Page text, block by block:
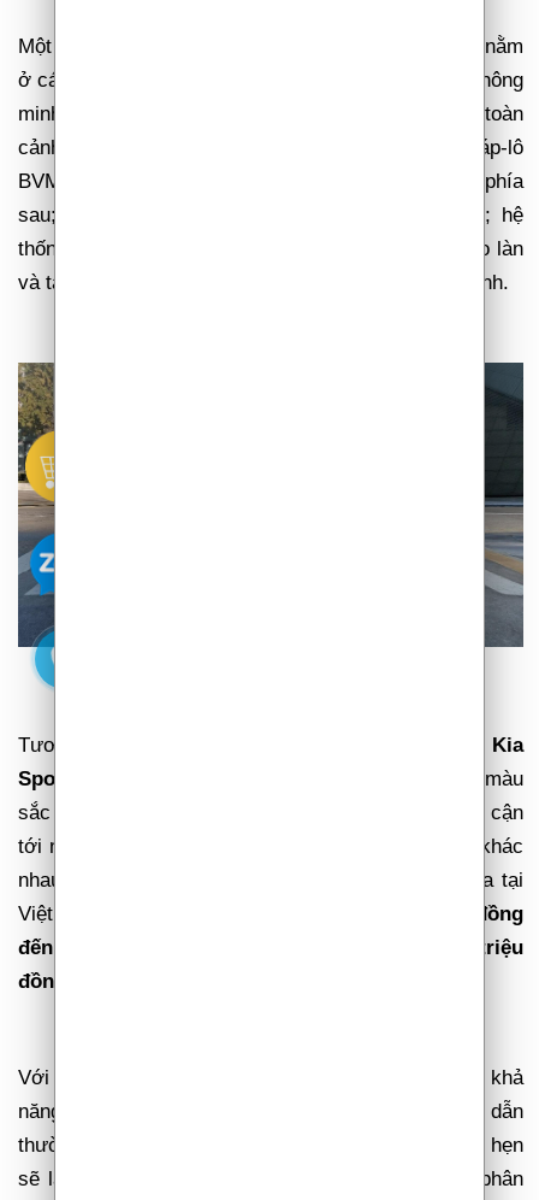
Một trong những ưu điểm khác của
nằm
ở các trang bị công nghệ hỗ trợ an toàn chủ động thông
minh cao cấp ADAS bao gồm: hệ thống quan sát toàn
cảnh
; hiển thị điểm mù trên cụm đồng hồ táp-lô
BVM; cảnh báo điểm mù & hỗ trợ tránh va chạm phía
sau; hệ thống hỗ trợ tránh va chạm phía trước; hệ
thống hỗ trợ giữ làn đường; hệ thống hỗ trợ đi theo làn
và tạo làn đường ảo; điều khiển hành trình thông minh.
Tương tự như nhiều mẫu xe khác của Kia, Kia
Sportage
có đa dạng các phiên bản và tùy chọn màu
sắc nội, ngoại thất. Mức giá của
dễ tiếp cận
tới nhiều nhóm khách hàng với khả năng tài chính khác
nhau. Cụ thể, Kia
hiện đang được bán ra tại
Việt Nam với 8 phiên bản,
giá bán từ 929 triệu đồng
đến 1,119 tỷ đồng cùng ưu đãi giá lên đến 55 triệu
đồng trong tháng 3.
Với nhiều ưu điểm nổi trội từ thiết kế đến tính năng, khả
năng vận hành và các chương trình ưu đãi hấp dẫn
thường xuyên được triển khai,
hứa hẹn
sẽ là đối thủ đáng gờm trong cuộc đua doanh số phân